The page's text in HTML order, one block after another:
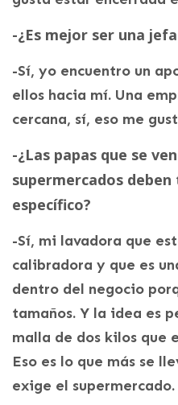
-¿Es mejor ser una
-Sí, yo encuentro un
ellos hacia mí. Una
cercana, sí, eso me
-¿Las papas que se
supermercados
específico?
-Sí, mi lavadora que
calibradora y que es
dentro del negocio
tamaños. Y la idea es
malla de dos kilos que
Eso es lo que más se
exige el supermercado.